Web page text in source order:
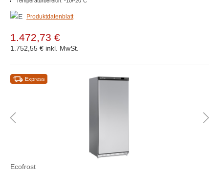
Produktdatenblatt
1.472,73 €
1.752,55 € inkl. MwSt.
Express
Ecofrost